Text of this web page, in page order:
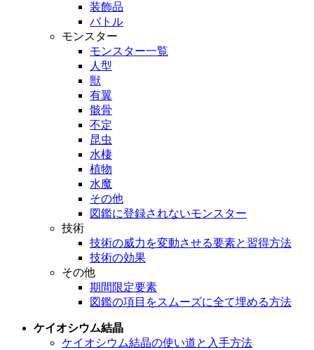
装飾品
バトル
モンスター
モンスター一覧
人型
獣
有翼
骸骨
不定
昆虫
水棲
植物
水魔
その他
図鑑に登録されないモンスター
技術
技術の威力を変動させる要素と習得方法
技術の効果
その他
期間限定要素
図鑑の項目をスムーズに全て埋める方法
ケイオシウム結晶
ケイオシウム結晶の使い道と入手方法